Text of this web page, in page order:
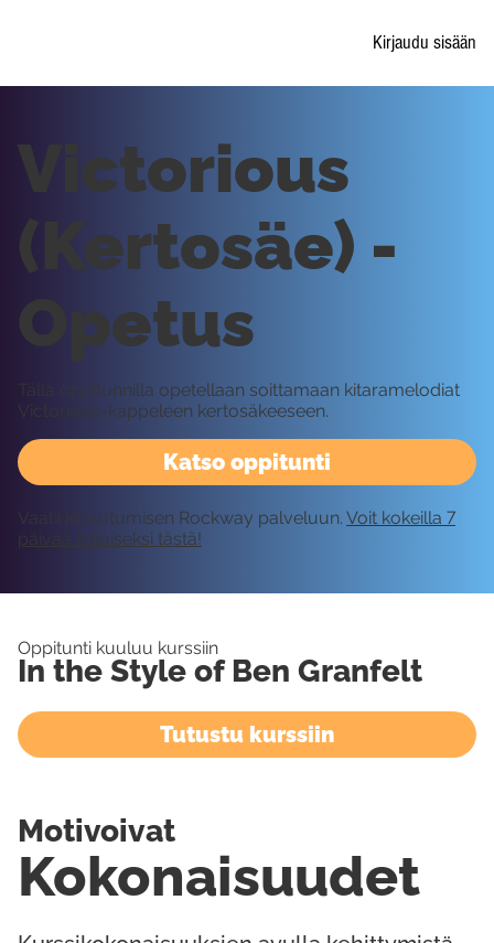
Kirjaudu sisään
Katso oppitunti
Victorious
(Kertosäe) -
Opetus
Tällä oppitunnilla opetellaan soittamaan kitaramelodiat
Victorious-kappeleen kertosäkeeseen.
Vaatii kirjautumisen Rockway palveluun. Voit kokeilla 7
päivää ilmaiseksi tästä!
Oppitunti kuuluu kurssiin
In the Style of Ben Granfelt
Tutustu kurssiin
Kokonaisuudet
Motivoivat